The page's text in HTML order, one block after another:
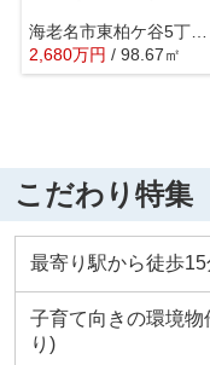
海老名市東柏ケ谷5丁目 売地 29.84坪
2,680万円 / 98.67㎡
こだわり特集
最寄り駅から徒歩
子育て向きの環境
り)